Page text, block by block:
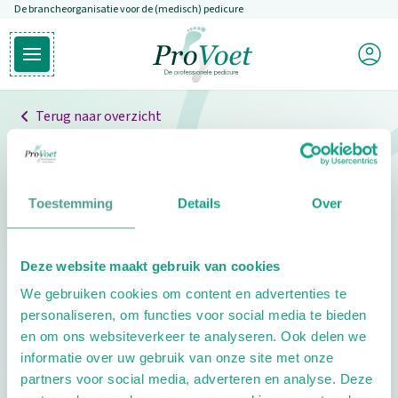
Toestemming Details Over
Deze website maakt gebruik van cookies
We gebruiken cookies om content en advertenties te
personaliseren, om functies voor social media te bieden
en om ons websiteverkeer te analyseren. Ook delen we
informatie over uw gebruik van onze site met onze
partners voor social media, adverteren en analyse. Deze
Overslaan en naar de inhoud gaan
De brancheorganisatie voor de (medisch) pedicure
Open hoofdmenu
Ga naar de homepagina
Mijn
Terug naar overzicht
Professionals
Pedicure niet gevonden
pedicure.